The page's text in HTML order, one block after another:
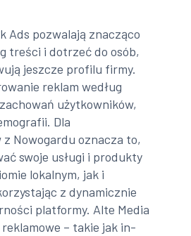
Ads pozwalają znacząco
treści i dotrzeć do osób,
jeszcze profilu firmy.
reklam według
użytkowników,
Dla
Nowogardu oznacza to,
swoje usługi i produkty
lokalnym, jak i
z dynamicznie
platformy. Alte Media
– takie jak in-